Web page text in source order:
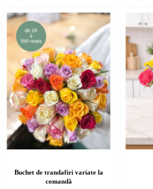
Buchet de trandafiri variate la
comandă